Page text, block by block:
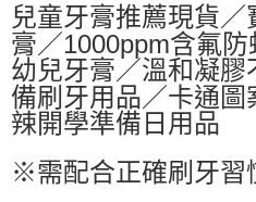
宅配
每筆NT$80，滿NT$799(含以上)免
國家/地區配送0330
兒童牙膏推薦現貨
膏／1000ppm含氟
幼兒牙膏／溫和凝
備刷牙用品／卡通
辣開學準備日用品
※需配合正確刷牙習